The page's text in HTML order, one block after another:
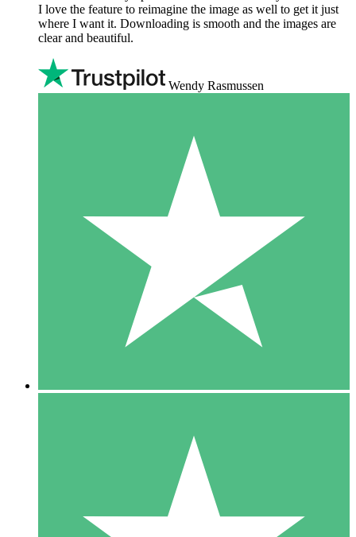
I love the feature to reimagine the image as well to get it just
where I want it. Downloading is smooth and the images are
clear and beautiful.
Wendy Rasmussen